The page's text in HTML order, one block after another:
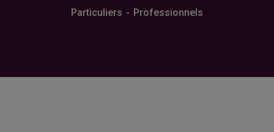
Particuliers Professionnels